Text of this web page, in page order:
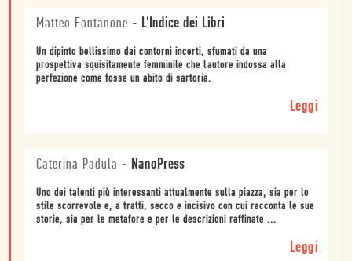
Matteo Fontanone - L'Indice dei Libri
Un dipinto bellissimo dai contorni incerti, sfumati da una
prospettiva squisitamente femminile che lautore indossa alla
perfezione come fosse un abito di sartoria.
Leggi
Caterina Padula - NanoPress
Uno dei talenti più interessanti attualmente sulla piazza, sia per lo
stile scorrevole e, a tratti, secco e incisivo con cui racconta le sue
storie, sia per le metafore e per le descrizioni raffinate ...
Leggi